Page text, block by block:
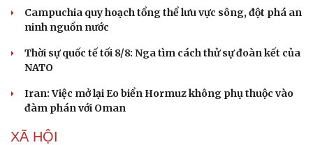
Campuchia quy hoạch tổng thể lưu vực sông, đột phá an
ninh nguồn nước
Thời sự quốc tế tối 8/8: Nga tìm cách thử sự đoàn kết của
NATO
Iran: Việc mở lại Eo biển Hormuz không phụ thuộc vào
đàm phán với Oman
XÃ HỘI